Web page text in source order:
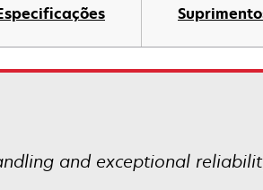
and exceptional